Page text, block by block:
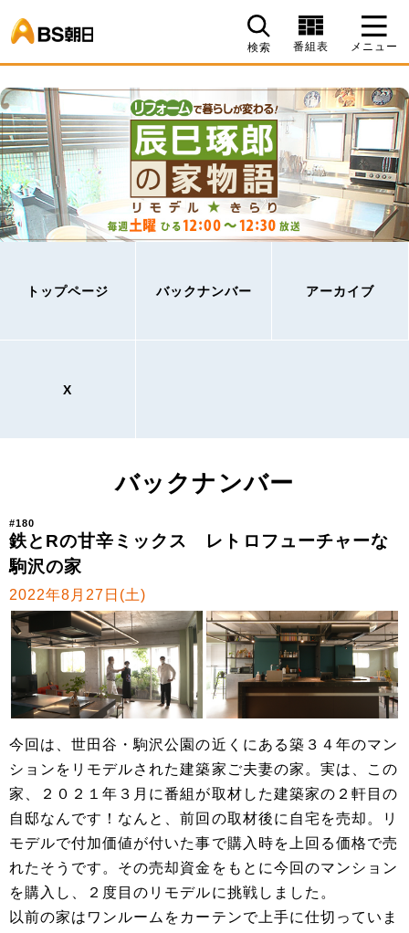
検索 番組表 メニュー
トップページ バックナンバー アーカイブ
X
バックナンバー
#180
鉄とRの甘辛ミックス レトロフューチャーな
駒沢の家
2022年8月27日(土)
今回は、世田谷・駒沢公園の近くにある築３４年のマン
ションをリモデルされた建築家ご夫妻の家。実は、この
家、２０２１年３月に番組が取材した建築家の２軒目の
自邸なんです！なんと、前回の取材後に自宅を売却。リ
モデルで付加価値が付いた事で購入時を上回る価格で売
れたそうです。その売却資金をもとに今回のマンション
を購入し、２度目のリモデルに挑戦しました。
以前の家はワンルームをカーテンで上手に仕切っていま